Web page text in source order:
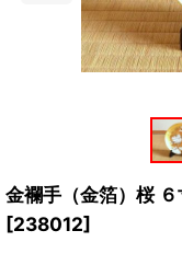
金襴手（金箔）桜
[238012]